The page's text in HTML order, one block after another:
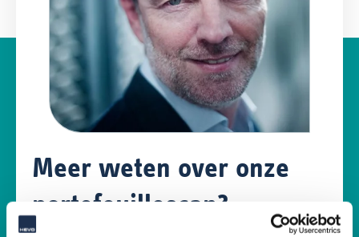
Meer weten over onze
portefeuille­scan?